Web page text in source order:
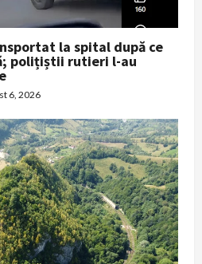
la spital după ce
polițiștii rutieri l-au
6, 2026